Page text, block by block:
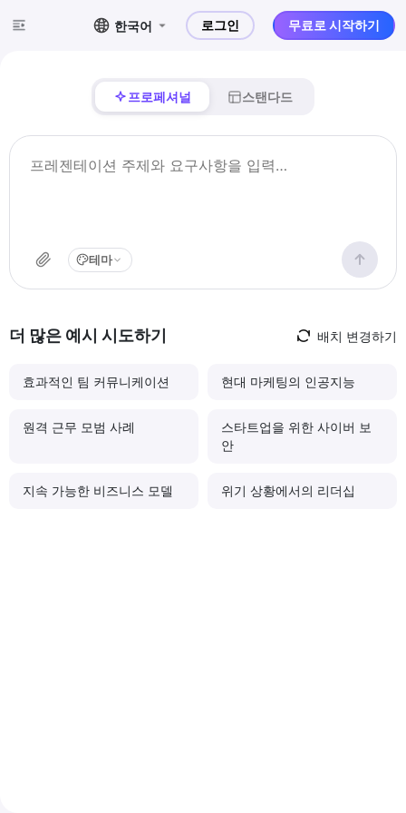
한국어 로그인 무료로 시작하기
프로페셔널 스탠다드
테마
더 많은 예시 시도하기 배치 변경하기
효과적인 팀 커뮤니케이션 현대 마케팅의 인공지능
원격 근무 모범 사례
스타트업을 위한 사이버 보
안
지속 가능한 비즈니스 모델 위기 상황에서의 리더십